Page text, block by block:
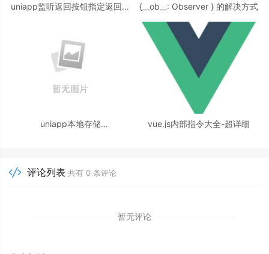
uniapp监听返回按钮指定返回页
{__ob__: Observer } 的解决方式
uniapp本地存储
vue.js内部指令大全-超详细
评论列表 共有 0 条评论
暂无评论